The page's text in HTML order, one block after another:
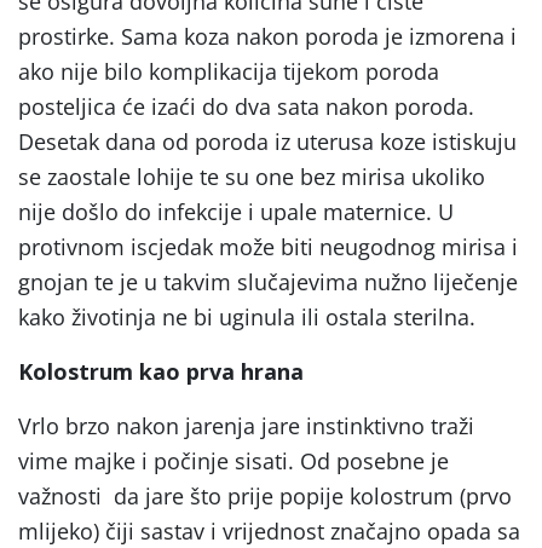
prostirke. Sama koza nakon poroda je izmorena i
ako nije bilo komplikacija tijekom poroda
posteljica će izaći do dva sata nakon poroda.
Desetak dana od poroda iz uterusa koze istiskuju
se zaostale lohije te su one bez mirisa ukoliko
nije došlo do infekcije i upale maternice. U
protivnom iscjedak može biti neugodnog mirisa i
gnojan te je u takvim slučajevima nužno liječenje
kako životinja ne bi uginula ili ostala sterilna.
Kolostrum kao prva hrana
Vrlo brzo nakon jarenja jare instinktivno traži
vime majke i počinje sisati. Od posebne je
važnosti da jare što prije popije kolostrum (prvo
mlijeko) čiji sastav i vrijednost značajno opada sa